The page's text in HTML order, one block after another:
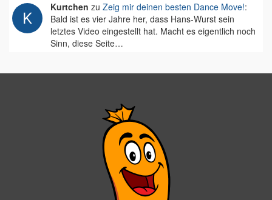
Kurtchen zu Zeig mir deinen besten Dance Move!:
Bald ist es vier Jahre her, dass Hans-Wurst sein
letztes Video eingestellt hat. Macht es eigentlich noch
Sinn, diese Seite…